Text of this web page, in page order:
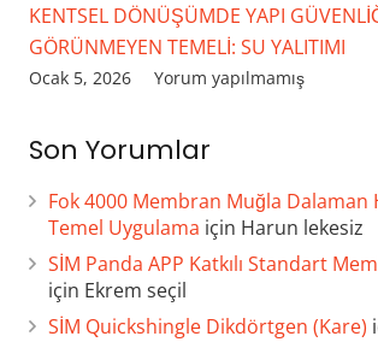
KENTSEL DÖNÜŞÜMDE YAPI
GÖRÜNMEYEN TEMELİ: SU YALITIMI
Ocak 5, 2026 Yorum yapılmamış
Son Yorumlar
Fok 4000 Membran Muğla Dalaman
Temel Uygulama için Harun lekesiz
SİM Panda APP Katkılı Standart
için Ekrem seçil
SİM Quickshingle Dikdörtgen (Kare)